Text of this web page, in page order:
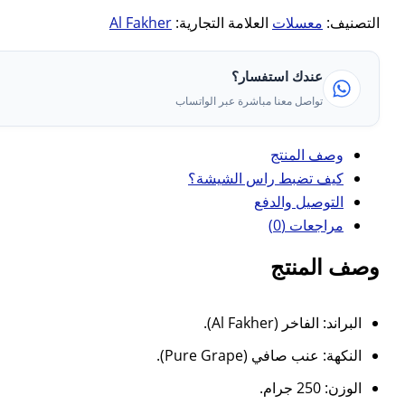
التصنيف: معسلات العلامة التجارية: Al Fakher
عندك استفسار؟
تواصل معنا مباشرة عبر الواتساب
وصف المنتج
كيف تضبط راس الشيشة؟
التوصيل والدفع
مراجعات (0)
وصف المنتج
البراند: الفاخر (Al Fakher).
النكهة: عنب صافي (Pure Grape).
الوزن: 250 جرام.